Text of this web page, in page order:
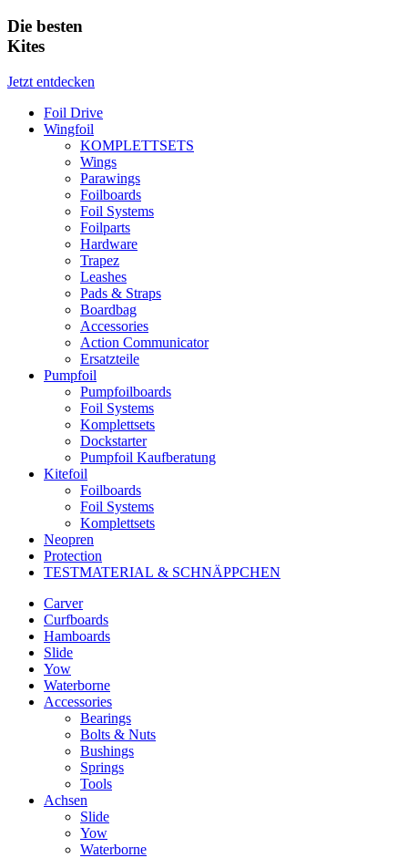
Die besten
Kites
Jetzt entdecken
Foil Drive
Wingfoil
KOMPLETTSETS
Wings
Parawings
Foilboards
Foil Systems
Foilparts
Hardware
Trapez
Leashes
Pads & Straps
Boardbag
Accessories
Action Communicator
Ersatzteile
Pumpfoil
Pumpfoilboards
Foil Systems
Komplettsets
Dockstarter
Pumpfoil Kaufberatung
Kitefoil
Foilboards
Foil Systems
Komplettsets
Neopren
Protection
TESTMATERIAL & SCHNÄPPCHEN
Carver
Curfboards
Hamboards
Slide
Yow
Waterborne
Accessories
Bearings
Bolts & Nuts
Bushings
Springs
Tools
Achsen
Slide
Yow
Waterborne